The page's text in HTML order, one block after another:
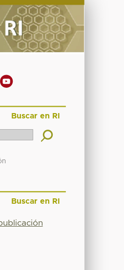
Buscar en RI
Buscar en RI